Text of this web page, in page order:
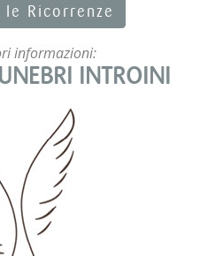
le Ricorrenze
informazioni:
INTROINI